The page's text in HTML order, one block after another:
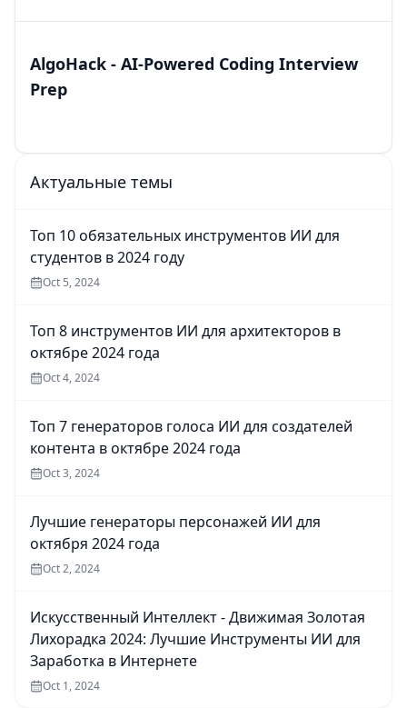
AlgoHack - AI-Powered Coding Interview
Prep
Актуальные темы
Топ 10 обязательных инструментов ИИ для
студентов в 2024 году
Oct 5, 2024
Топ 8 инструментов ИИ для архитекторов в
октябре 2024 года
Oct 4, 2024
Топ 7 генераторов голоса ИИ для создателей
контента в октябре 2024 года
Oct 3, 2024
Лучшие генераторы персонажей ИИ для
октября 2024 года
Oct 2, 2024
Искусственный Интеллект - Движимая Золотая
Лихорадка 2024: Лучшие Инструменты ИИ для
Заработка в Интернете
Oct 1, 2024